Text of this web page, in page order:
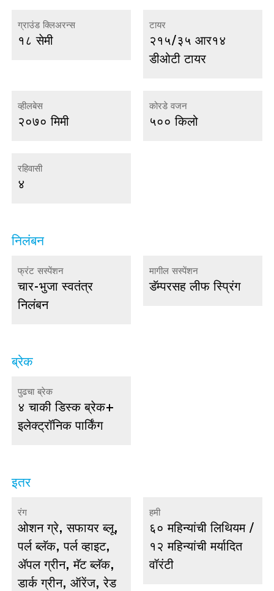
ग्राउंड क्लिअरन्स
१८ सेमी
टायर
२१५/३५ आर१४
डीओटी टायर
व्हीलबेस
२०७० मिमी
कोरडे वजन
५०० किलो
रहिवासी
४
निलंबन
फ्रंट सस्पेंशन
चार-भुजा स्वतंत्र
निलंबन
मागील सस्पेंशन
डॅम्परसह लीफ स्प्रिंग
ब्रेक
पुढचा ब्रेक
४ चाकी डिस्क ब्रेक+
इलेक्ट्रॉनिक पार्किंग
इतर
रंग
ओशन ग्रे, सफायर ब्लू,
पर्ल ब्लॅक, पर्ल व्हाइट,
ॲपल ग्रीन, मॅट ब्लॅक,
डार्क ग्रीन, ऑरेंज, रेड
हमी
६० महिन्यांची लिथियम /
१२ महिन्यांची मर्यादित
वॉरंटी